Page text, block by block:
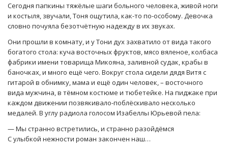
Сегодня папкины тяжёлые шаги больного человека, живой ноги
и костыля, звучали, Тоня ощутила, как-то по-особому. Девочка
словно почуяла безотчётную надежду в их звуках.
Они прошли в комнату, и у Тони дух захватило от вида такого
богатого стола: куча восточных фруктов, мясо вяленое, колбаса
фабрики имени товарища Микояна, заливной судак, крабы в
баночках, и много ещё чего. Вокруг стола сидели дядя Витя с
гитарой в обнимку, мама и ещё один человек, – восточного
вида мужчина, в тёмном костюме и тюбетейке. На пиджаке при
каждом движении позвякивало-поблёскивало несколько
медалей. В углу радиола голосом Изабеллы Юрьевой пела:
— Мы странно встретились, и странно разойдёмся
С улыбкой нежности роман закончен наш…